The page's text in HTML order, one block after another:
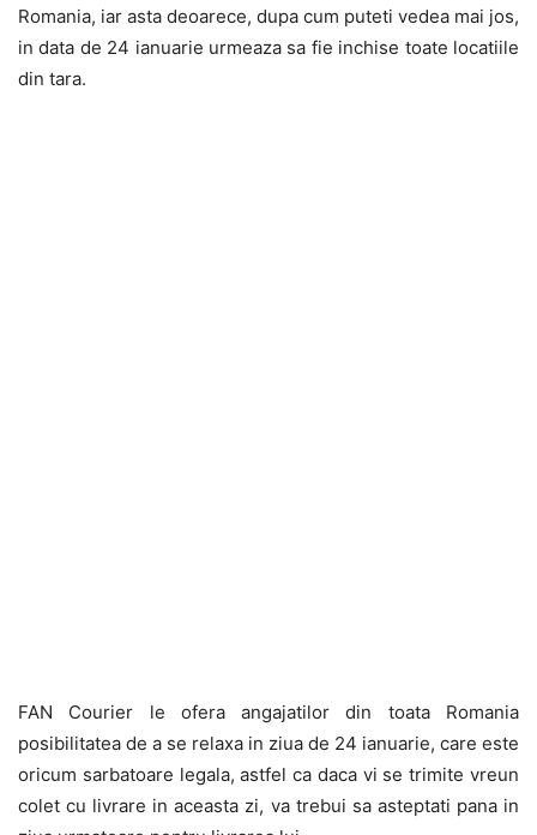
Romania, iar asta deoarece, dupa cum puteti vedea mai jos,
in data de 24 ianuarie urmeaza sa fie inchise toate locatiile
din tara.
FAN Courier le ofera angajatilor din toata Romania
posibilitatea de a se relaxa in ziua de 24 ianuarie, care este
oricum sarbatoare legala, astfel ca daca vi se trimite vreun
colet cu livrare in aceasta zi, va trebui sa asteptati pana in